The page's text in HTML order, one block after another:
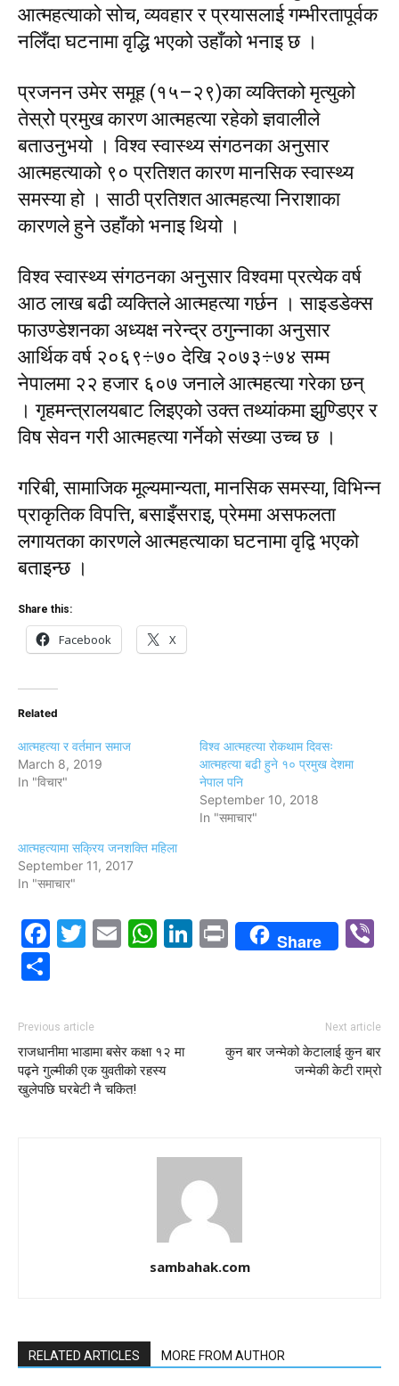
आत्महत्याको सोच, व्यवहार र प्रयासलाई गम्भीरतापूर्वक
नलिँदा घटनामा वृद्धि भएको उहाँको भनाइ छ ।
प्रजनन उमेर समूह (१५–२९)का व्यक्तिको मृत्युको
तेस्रोे प्रमुख कारण आत्महत्या रहेको ज्ञवालीले
बताउनुभयो । विश्व स्वास्थ्य संगठनका अनुसार
आत्महत्याको ९० प्रतिशत कारण मानसिक स्वास्थ्य
समस्या हो । साठी प्रतिशत आत्महत्या निराशाका
कारणले हुने उहाँको भनाइ थियो ।
विश्व स्वास्थ्य संगठनका अनुसार विश्वमा प्रत्येक वर्ष
आठ लाख बढी व्यक्तिले आत्महत्या गर्छन । साइडडेक्स
फाउण्डेशनका अध्यक्ष नरेन्द्र ठगुन्नाका अनुसार
आर्थिक वर्ष २०६९÷७० देखि २०७३÷७४ सम्म
नेपालमा २२ हजार ६०७ जनाले आत्महत्या गरेका छन्
। गृहमन्त्रालयबाट लिइएको उक्त तथ्यांकमा झुण्डिएर र
विष सेवन गरी आत्महत्या गर्नेको संख्या उच्च छ ।
गरिबी, सामाजिक मूल्यमान्यता, मानसिक समस्या, विभिन्न
प्राकृतिक विपत्ति, बसाइँसराइ, प्रेममा असफलता
लगायतका कारणले आत्महत्याका घटनामा वृद्वि भएको
बताइन्छ ।
Share this:
Facebook X
Related
आत्महत्या र वर्तमान समाज
March 8, 2019
In "विचार"
विश्व आत्महत्या रोकथाम दिवसः
आत्महत्या बढी हुने १० प्रमुख देशमा
नेपाल पनि
September 10, 2018
In "समाचार"
आत्महत्यामा सक्रिय जनशक्ति महिला
September 11, 2017
In "समाचार"
Facebook
Twitter
EmailWhatsApp
LinkedIn
PrintShare
Previous article
राजधानीमा भाडामा बसेर कक्षा १२ मा
पढ्ने गुल्मीकी एक युवतीको रहस्य
खुलेपछि घरबेटी नै चकित!
Next article
कुन बार जन्मेको केटालाई कुन बार
जन्मेकी केटी राम्रो
sambahak.com
RELATED ARTICLES MORE FROM AUTHOR